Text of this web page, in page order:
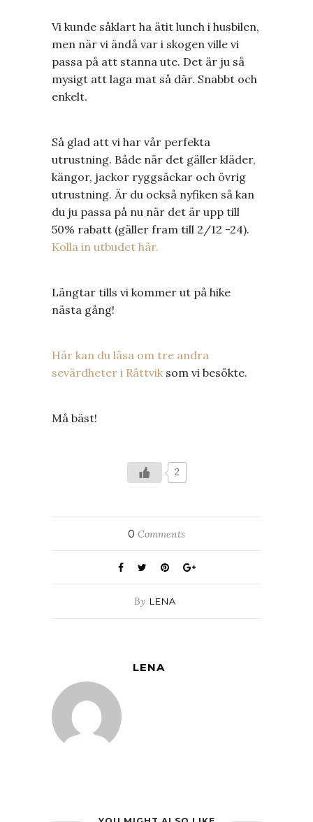
Vi kunde såklart ha ätit lunch i husbilen,
men när vi ändå var i skogen ville vi
passa på att stanna ute. Det är ju så
mysigt att laga mat så där. Snabbt och
enkelt.
Så glad att vi har vår perfekta
utrustning. Både när det gäller kläder,
kängor, jackor ryggsäckar och övrig
utrustning. Är du också nyfiken så kan
du ju passa på nu när det är upp till
50% rabatt (gäller fram till 2/12 -24).
Kolla in utbudet här.
Längtar tills vi kommer ut på hike
nästa gång!
Här kan du läsa om tre andra
sevärdheter i Rättvik som vi besökte.
Må bäst!
2
0 Comments
By LENA
LENA